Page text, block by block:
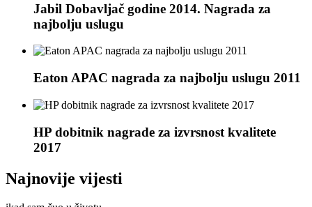
Jabil Dobavljač godine 2014. Nagrada za
najbolju uslugu
Eaton APAC nagrada za najbolju uslugu 2011
HP dobitnik nagrade za izvrsnost kvalitete
2017
Najnovije vijesti